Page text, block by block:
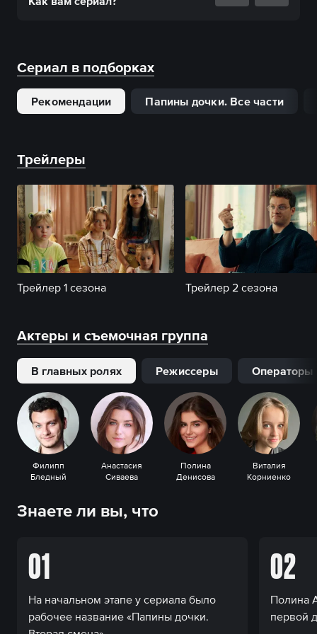
Сериал в подборках
Рекомендации Папины дочки. Все части
Трейлеры
Трейлер 1 сезона Трейлер 2 сезона
Актеры и съемочная группа
В главных ролях Режиссеры Операторы
Филипп
Бледный
Анастасия
Сиваева
Полина
Денисова
Виталия
Корниенко
Знаете ли вы, что
01
На начальном этапе у сериала было
рабочее название «Папины дочки.
02
Полина
первой